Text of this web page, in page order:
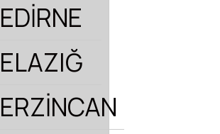
EDİRNE
ELAZIĞ
ERZİNCAN